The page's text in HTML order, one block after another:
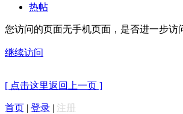
热帖
您访问的页面无手机页面，是否进一步访
继续访问
[ 点击这里返回上一页 ]
首页 | 登录 | 注册